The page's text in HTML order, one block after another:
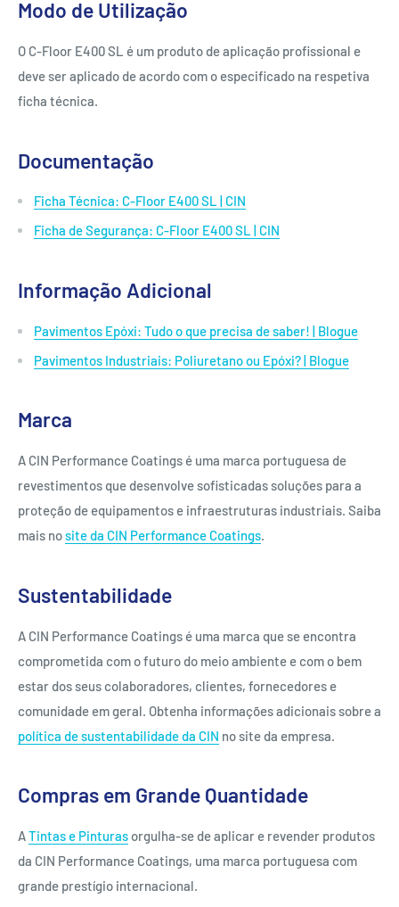
Modo de Utilização
O C-Floor E400 SL é um produto de aplicação profissional e
deve ser aplicado de acordo com o especificado na respetiva
ficha técnica.
Documentação
Ficha Técnica: C-Floor E400 SL | CIN
Ficha de Segurança: C-Floor E400 SL | CIN
Informação Adicional
Pavimentos Epóxi: Tudo o que precisa de saber! | Blogue
Pavimentos Industriais: Poliuretano ou Epóxi? | Blogue
Marca
A CIN Performance Coatings é uma marca portuguesa de
revestimentos que desenvolve sofisticadas soluções para a
proteção de equipamentos e infraestruturas industriais. Saiba
mais nosite da CIN Performance Coatings.
Sustentabilidade
A CIN Performance Coatings é uma marca que se encontra
comprometida com o futuro do meio ambiente e com o bem
estar dos seus colaboradores, clientes, fornecedores e
comunidade em geral. Obtenha informações adicionais sobre a
política de sustentabilidade da CIN no site da empresa.
Compras em Grande Quantidade
ATintas e Pinturasorgulha-se de aplicar e revender produtos
da CIN Performance Coatings, uma marca portuguesa com
grande prestígio internacional.